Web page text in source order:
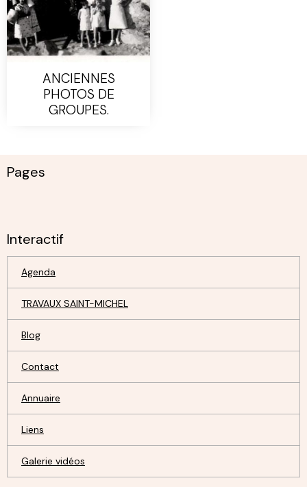
ANCIENNES
PHOTOS DE
GROUPES.
Pages
Interactif
Agenda
TRAVAUX SAINT-MICHEL
Blog
Contact
Annuaire
Liens
Galerie vidéos